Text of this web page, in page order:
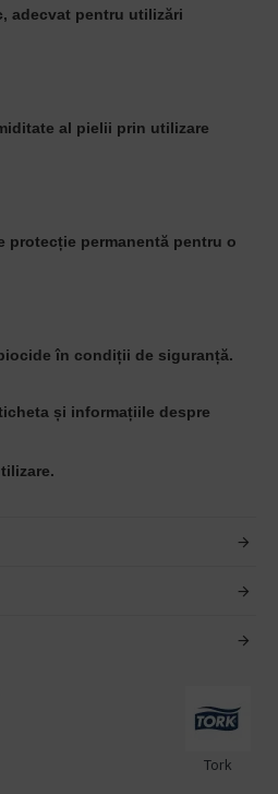
adecvat pentru utilizări
al pielii prin utilizare
protecție permanentă pentru o
în condiții de siguranță.
și informațiile despre
Tork